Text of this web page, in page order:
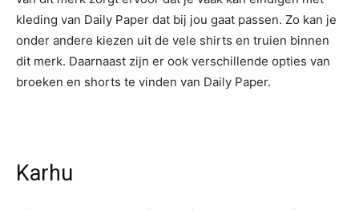
kleding van Daily Paper dat bij jou gaat passen. Zo kan je
onder andere kiezen uit de vele shirts en truien binnen
dit merk. Daarnaast zijn er ook verschillende opties van
broeken en shorts te vinden van Daily Paper.
Karhu